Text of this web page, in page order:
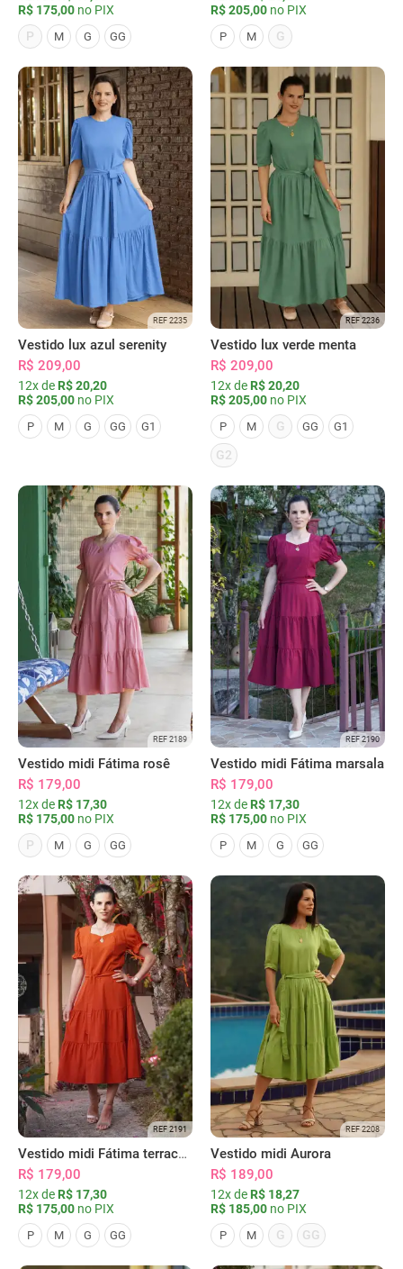
R$ 175,00 no PIX
P
M G GG
R$ 205,00 no PIX
P M G
REF 2235
Vestido lux azul serenity
R$ 209,00
12x de R$ 20,20
R$ 205,00 no PIX
P M G GG G1
REF 2236
Vestido lux verde menta
R$ 209,00
12x de R$ 20,20
R$ 205,00 no PIX
P M G GG G1
G2
REF 2189
Vestido midi Fátima rosê
R$ 179,00
12x de R$ 17,30
R$ 175,00 no PIX
P
M G GG
REF 2190
Vestido midi Fátima marsala
R$ 179,00
12x de R$ 17,30
R$ 175,00 no PIX
P M G GG
REF 2191
Vestido midi Fátima terracota
R$ 179,00
12x de R$ 17,30
R$ 175,00 no PIX
P M G GG
REF 2208
Vestido midi Aurora
R$ 189,00
12x de R$ 18,27
R$ 185,00 no PIX
P M G GG